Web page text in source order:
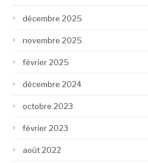
décembre 2025
novembre 2025
février 2025
décembre 2024
octobre 2023
février 2023
août 2022